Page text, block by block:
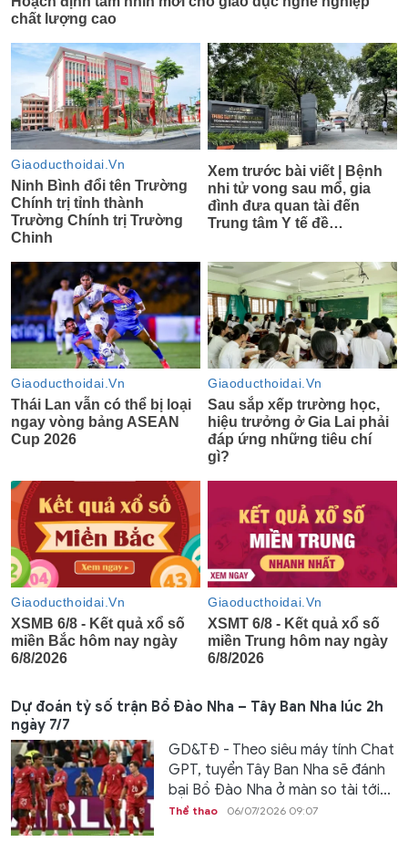
Dự đoán tỷ số trận Bồ Đào Nha – Tây Ban Nha lúc 2h
ngày 7/7
GD&TĐ - Theo siêu máy tính Chat
GPT, tuyển Tây Ban Nha sẽ đánh
bại Bồ Đào Nha ở màn so tài tới...
Thể thao 06/07/2026 09:07